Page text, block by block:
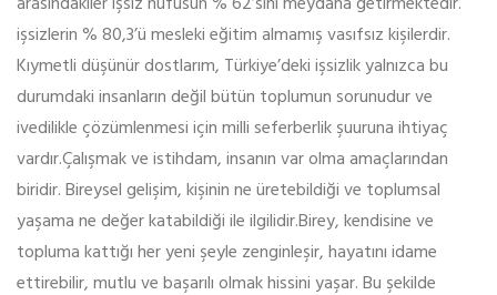
işsizlerin % 80,3’ü mesleki eğitim almamış vasıfsız kişilerdir.
Kıymetli düşünür dostlarım, Türkiye’deki işsizlik yalnızca bu
durumdaki insanların değil bütün toplumun sorunudur ve
ivedilikle çözümlenmesi için milli seferberlik şuuruna ihtiyaç
vardır.Çalışmak ve istihdam, insanın var olma amaçlarından
biridir. Bireysel gelişim, kişinin ne üretebildiği ve toplumsal
yaşama ne değer katabildiği ile ilgilidir.Birey, kendisine ve
topluma kattığı her yeni şeyle zenginleşir, hayatını idame
ettirebilir, mutlu ve başarılı olmak hissini yaşar. Bu şekilde